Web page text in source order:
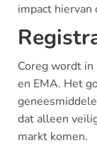
impact hiervan
Coreg wordt
en EMA. Het
dat alleen
markt komen.